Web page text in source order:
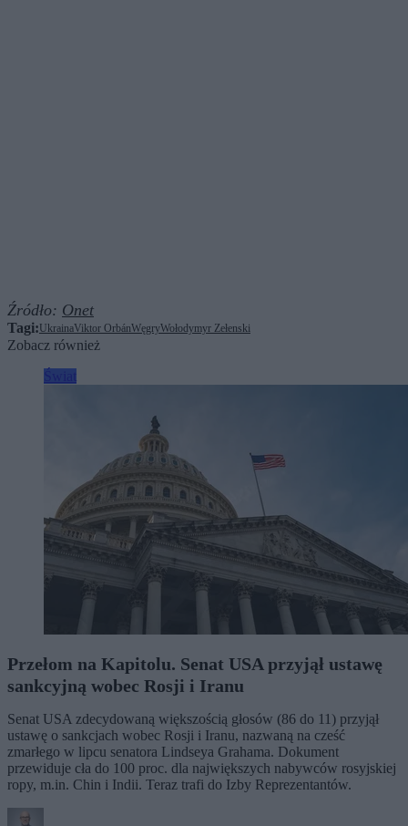
Źródło: Onet
Tagi:UkrainaViktor OrbánWęgryWołodymyr Zełenski
Zobacz również
Przełom na Kapitolu. Senat USA przyjął ustawę
sankcyjną wobec Rosji i Iranu
Senat USA zdecydowaną większością głosów (86 do 11) przyjął
ustawę o sankcjach wobec Rosji i Iranu, nazwaną na cześć
zmarłego w lipcu senatora Lindseya Grahama. Dokument
przewiduje cła do 100 proc. dla największych nabywców rosyjskiej
ropy, m.in. Chin i Indii. Teraz trafi do Izby Reprezentantów.